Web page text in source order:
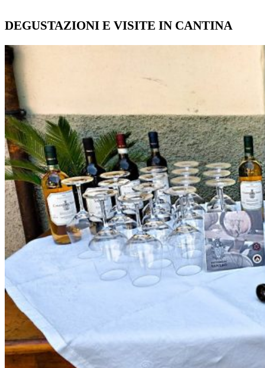
DEGUSTAZIONI E VISITE IN CANTINA